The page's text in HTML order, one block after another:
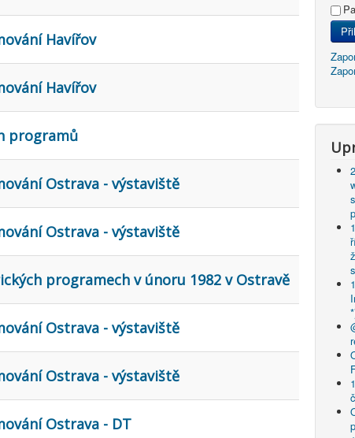
Havířov
Havířov
programů
Ostrava - výstaviště
Ostrava - výstaviště
programech v únoru 1982 v Ostravě
Ostrava - výstaviště
Ostrava - výstaviště
Ostrava - DT